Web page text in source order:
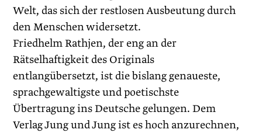
Welt, das sich der restlosen Ausbeutung durch
den Menschen widersetzt.
Friedhelm Rathjen, der eng an der
Rätselhaftigkeit des Originals
entlangübersetzt, ist die bislang genaueste,
sprachgewaltigste und poetischste
Übertragung ins Deutsche gelungen. Dem
Verlag Jung und Jung ist es hoch anzurechnen,